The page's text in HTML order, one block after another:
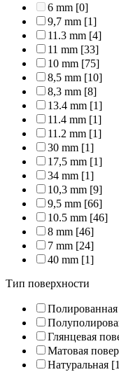
6 mm [0]
9,7 mm [1]
11.3 mm [4]
11 mm [33]
10 mm [75]
8,5 mm [10]
8,3 mm [8]
13.4 mm [1]
11.4 mm [1]
11.2 mm [1]
30 mm [1]
17,5 mm [1]
34 mm [1]
10,3 mm [9]
9,5 mm [66]
10.5 mm [46]
8 mm [46]
7 mm [24]
40 mm [1]
Тип поверхности
Полированная
Глянцевая
Матовая
Натуральная